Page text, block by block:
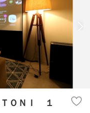
ＯＮＩ １